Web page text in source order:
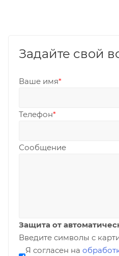
Задайте свой
Ваше имя*
Телефон*
Сообщение
Защита от
Введите символы с
Я согласен на